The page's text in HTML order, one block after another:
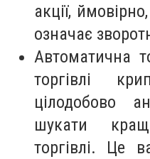
акції,
означає
Автоматична
торгівлі
цілодобово
шукати
торгівлі. Це